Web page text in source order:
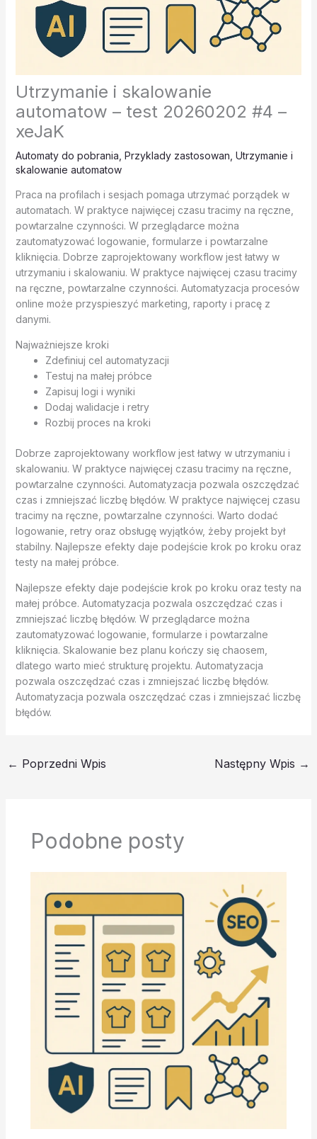
Utrzymanie i skalowanie
automatow – test 20260202 #4 –
xeJaK
Automaty do pobrania Przyklady zastosowan Utrzymanie i
skalowanie automatow
Praca na profilach i sesjach pomaga utrzymać porządek w
automatach. W praktyce najwięcej czasu tracimy na ręczne,
powtarzalne czynności. W przeglądarce można
zautomatyzować logowanie, formularze i powtarzalne
kliknięcia. Dobrze zaprojektowany workflow jest łatwy w
utrzymaniu i skalowaniu. W praktyce najwięcej czasu tracimy
na ręczne, powtarzalne czynności. Automatyzacja procesów
online może przyspieszyć marketing, raporty i pracę z
danymi.
Najważniejsze kroki
Zdefiniuj cel automatyzacji
Testuj na małej próbce
Zapisuj logi i wyniki
Dodaj walidacje i retry
Rozbij proces na kroki
Dobrze zaprojektowany workflow jest łatwy w utrzymaniu i
skalowaniu. W praktyce najwięcej czasu tracimy na ręczne,
powtarzalne czynności. Automatyzacja pozwala oszczędzać
czas i zmniejszać liczbę błędów. W praktyce najwięcej czasu
tracimy na ręczne, powtarzalne czynności. Warto dodać
logowanie, retry oraz obsługę wyjątków, żeby projekt był
stabilny. Najlepsze efekty daje podejście krok po kroku oraz
testy na małej próbce.
Najlepsze efekty daje podejście krok po kroku oraz testy na
małej próbce. Automatyzacja pozwala oszczędzać czas i
zmniejszać liczbę błędów. W przeglądarce można
zautomatyzować logowanie, formularze i powtarzalne
kliknięcia. Skalowanie bez planu kończy się chaosem,
dlatego warto mieć strukturę projektu. Automatyzacja
pozwala oszczędzać czas i zmniejszać liczbę błędów.
Automatyzacja pozwala oszczędzać czas i zmniejszać liczbę
błędów.
← Poprzedni Wpis Następny Wpis →
Podobne posty